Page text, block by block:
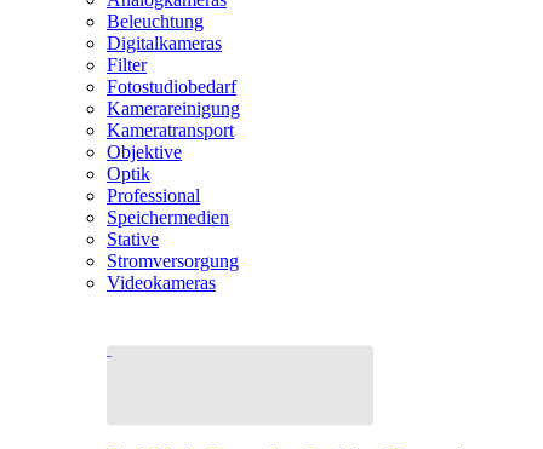
Beleuchtung
Digitalkameras
Filter
Fotostudiobedarf
Kamerareinigung
Kameratransport
Objektive
Optik
Professional
Speichermedien
Stative
Stromversorgung
Videokameras